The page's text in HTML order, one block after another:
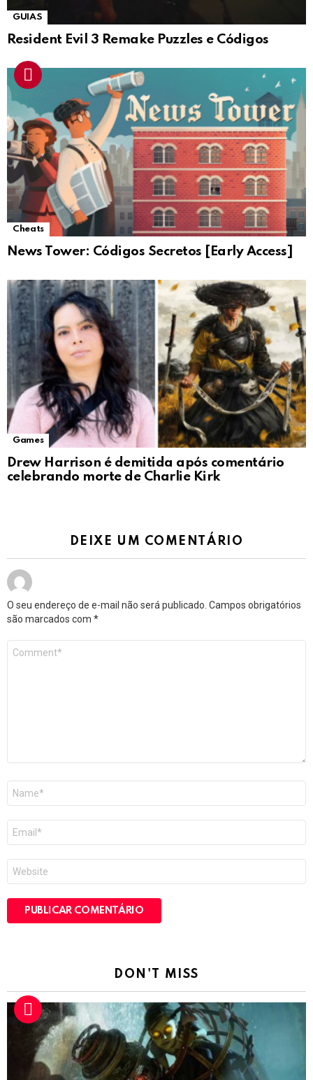
GUIAS
Resident Evil 3 Remake Puzzles e Códigos
Cheats
News Tower: Códigos Secretos [Early Access]
Games
Drew Harrison é demitida após comentário
celebrando morte de Charlie Kirk
DEIXE UM COMENTÁRIO
O seu endereço de e-mail não será publicado. Campos obrigatórios
são marcados com *
mail
*
DON'T MISS